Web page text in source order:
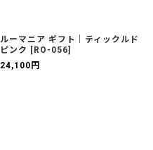
ルーマニア ギフト｜ティックルド
ピンク
[ RO-056]
24,100 円